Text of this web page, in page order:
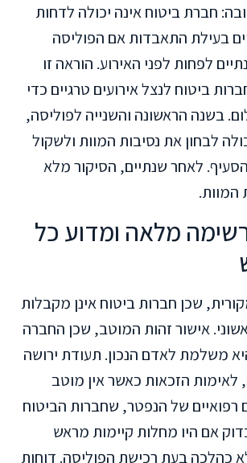
חברת ביטוח אינה יכולה לדחות
בעילת התאבדות אם הפוליסה
לפחות לפני האירוע. הוראה זו
ביטוח לנצל אירועים טרגיים כדי
בשנה הראשונה והשנייה לפוליסה,
לבחון את נסיבות המוות ולשקול
לאחר שנתיים, הסיקור מלא
המוות.
מלאה ומדוע כל
שכן חברות ביטוח אינן מקבלות
אישור זהות המוטב, שכן החברה
משלמת לאדם הנכון. תעודת ירושה
לאימות הזכאות כאשר אין מוטב
של הנפטר, שחברות הביטוח
אם היו מחלות קיימות מראש
כהלכה בעת רכישת הפוליסה. דוחות